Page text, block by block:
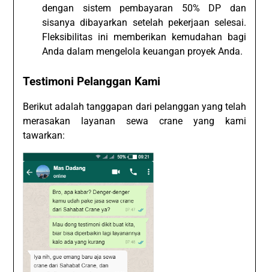
dengan sistem pembayaran 50% DP dan
sisanya dibayarkan setelah pekerjaan selesai.
Fleksibilitas ini memberikan kemudahan bagi
Anda dalam mengelola keuangan proyek Anda.
Testimoni Pelanggan Kami
Berikut adalah tanggapan dari pelanggan yang telah
merasakan layanan sewa crane yang kami
tawarkan: